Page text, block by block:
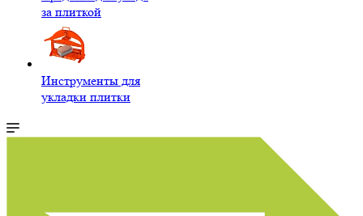
за плиткой
Инструменты для
укладки плитки